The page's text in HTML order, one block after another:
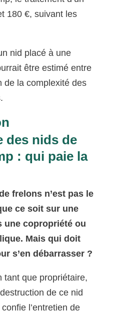
180 €, suivant les
nid placé à une
être estimé entre
de la complexité des
des nids de
: qui paie la
frelons n’est pas le
ce soit sur une
une copropriété ou
Mais qui doit
s’en débarrasser ?
tant que propriétaire,
de ce nid
l’entretien de